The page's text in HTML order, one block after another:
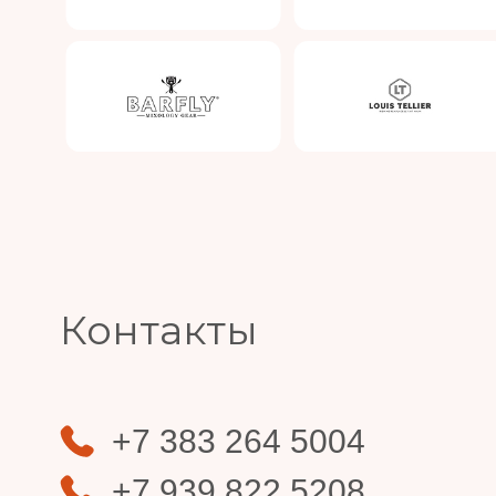
Контакты
+7 383 264 5004